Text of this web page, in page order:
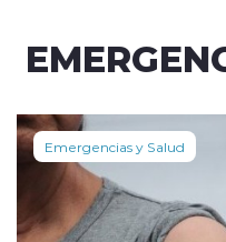
Emergencias y Salud